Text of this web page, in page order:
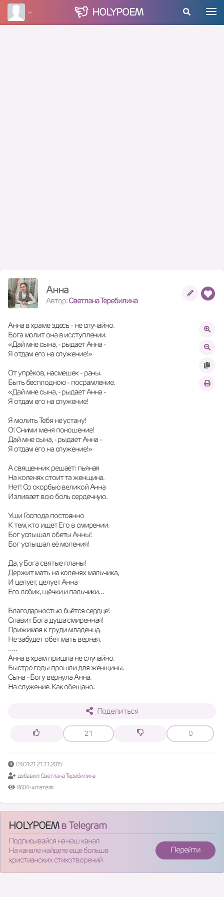
HOLYPOEM
Анна
Автор:Светлана Теребилина
Анна в храме здесь - не случайно.
Бога молит она в исступлении.
«Дай мне сына, - рыдает Анна -
Я отдам его на служение!»
От упрёков, насмешек - раны.
Быть бесплодною - посрамление.
«Дай мне сына, - рыдает Анна -
Я отдам его на служение!
Я молить Тебя не устану!
О! Сними меня поношение!
Дай мне сына, - рыдает Анна -
Я отдам его на служение!»
А священник решает: пьяная
На коленях стоит та женщина.
Нет! Со скорбью великой Анна
Изливает всю боль сердечную.
Уши Господа постоянно
К тем, кто ищет Его в смирении.
Бог услышал обеты Анны!
Бог услышал её моления!
Да, у Бога святые планы!
Держит мать на коленях мальчика,
И целует, целует Анна
Его лобик, щёчки и пальчики…
Благодарностью бьётся сердце!
Славит Бога душа смиренная!
Прижимая к груди младенца,
Не забудет обет мать верная.
. . . . .
Анна в храм пришла не случайно.
Быстро годы прошли для женщины.
Сына - Богу вернула Анна.
На служение. Как обещано.
Поделиться
21 0
03:01:21 21.11.2015
добавил: Светлана Теребилина
8604 читателя
HOLYPOEMв Telegram
Подписывайся на наш канал
На канале найдете еще больше
христианских стихотворений
Перейти